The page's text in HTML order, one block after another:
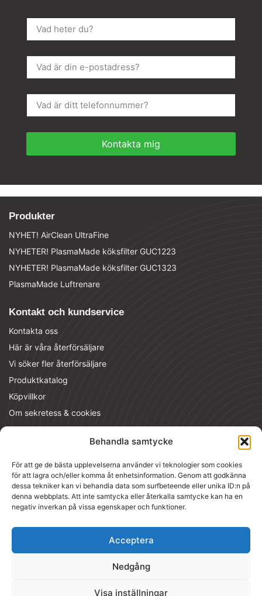
Behandla samtycke
För att ge de bästa upplevelserna använder vi teknologier som cookies
för att lagra och/eller komma åt enhetsinformation. Genom att godkänna
dessa tekniker kan vi behandla data som surfbeteende eller unika ID:n på
denna webbplats. Att inte samtycka eller återkalla samtycke kan ha en
negativ inverkan på vissa egenskaper och funktioner.
Acceptera
Nedgång
Visa inställningar
Kontakta mig
Produkter
NYHET! AirClean UltraFine
NYHETER! PlasmaMade köksfilter GUC1223
NYHETER! PlasmaMade köksfilter GUC1323
PlasmaMade Luftrenare
Kontakt och kundservice
Kontakta oss
Här är våra återförsäljare
Vi söker fler återförsäljare
Produktkatalog
Köpvillkor
Om sekretess & cookies
Raufoss industripark 116, 2830 Raufoss
PlasmaMade Kundcenter
Voldsveien 136, Lysaker
kundeservice@plasmafilter.no
Org.number: 988 990 221